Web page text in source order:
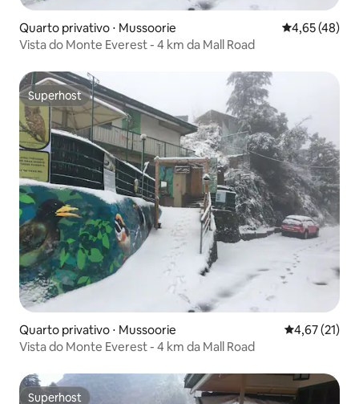
Quarto privativo ⋅ Mussoorie 4,65 de uma
4,65 (48)
Vista do Monte Everest - 4 km da Mall Road
Superhost
Superhost
Quarto privativo ⋅ Mussoorie 4,67 de uma
4,67 (21)
Vista do Monte Everest - 4 km da Mall Road
Superhost